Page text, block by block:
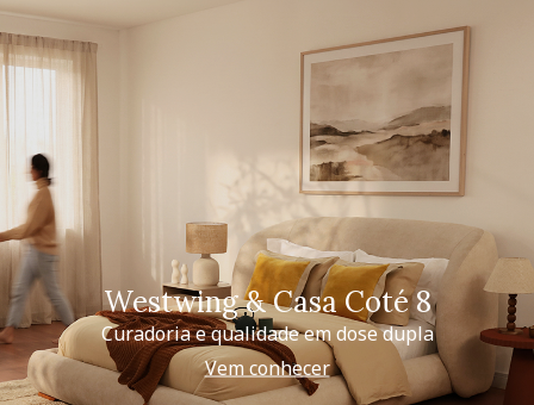
Westwing & Casa Coté 8
Curadoria e qualidade em dose dupla
Vem conhecer